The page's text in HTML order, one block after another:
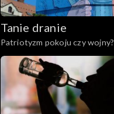
Tanie dranie
Patriotyzm pokoju czy wojny?